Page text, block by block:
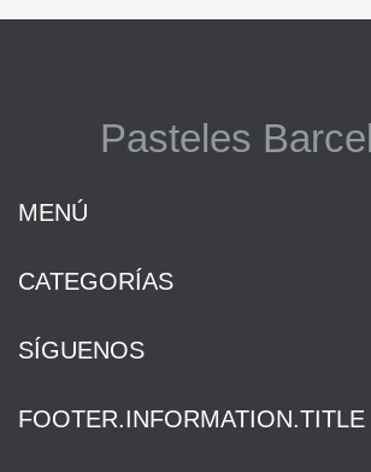
Pasteles
MENÚ
CATEGORÍAS
SÍGUENOS
FOOTER.INFORMATION.TITLE